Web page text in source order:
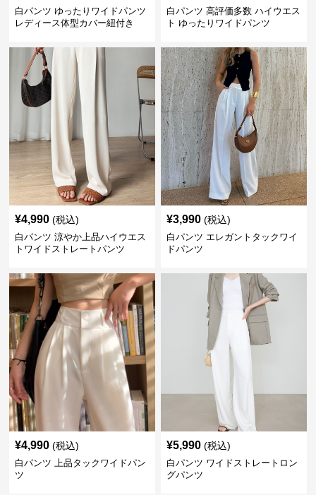
白パンツ ゆったりワイドパンツ
レディース体型カバー紐付き
白パンツ 高評価多数 ハイウエス
ト ゆったりワイドパンツ
¥4,990 (税込)
白パンツ 涼やか上品ハイウエス
トワイドストレートパンツ
¥3,990 (税込)
白パンツ エレガントタックワイ
ドパンツ
¥4,990 (税込)
白パンツ 上品タックワイドパン
ツ
¥5,990 (税込)
白パンツ ワイドストレートロン
グパンツ